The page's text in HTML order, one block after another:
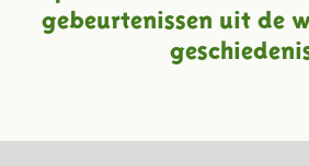
gebeurtenissen uit de